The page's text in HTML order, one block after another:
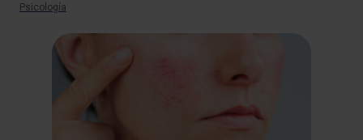
Psicología